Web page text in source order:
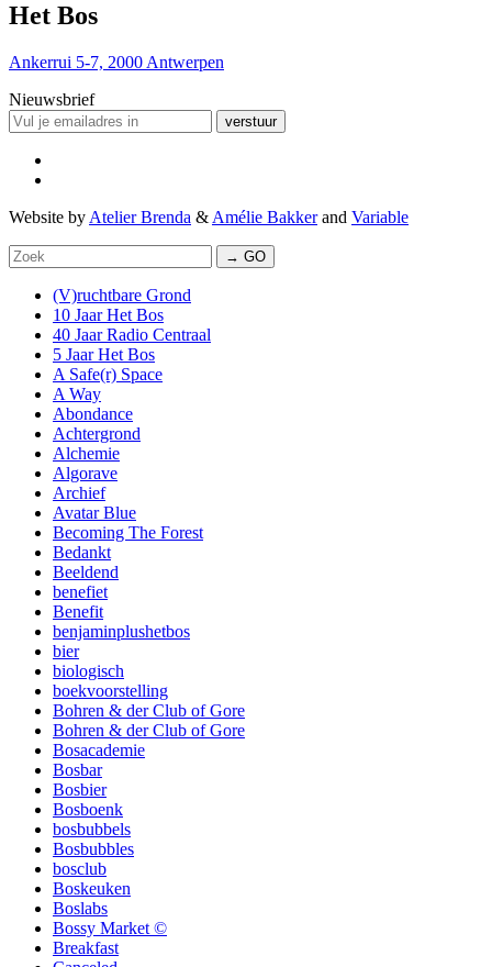
Het Bos
Ankerrui 5-7, 2000 Antwerpen
Nieuwsbrief
verstuur
Website by Atelier Brenda & Amélie Bakkerand Variable
→ GO
(V)ruchtbare Grond
10 Jaar Het Bos
40 Jaar Radio Centraal
5 Jaar Het Bos
A Safe(r) Space
A Way
Abondance
Achtergrond
Alchemie
Algorave
Archief
Avatar Blue
Becoming The Forest
Bedankt
Beeldend
benefiet
Benefit
benjaminplushetbos
bier
biologisch
boekvoorstelling
Bohren & der Club of Gore
Bohren & der Club of Gore
Bosacademie
Bosbar
Bosbier
Bosboenk
bosbubbels
Bosbubbles
bosclub
Boskeuken
Boslabs
Bossy Market ©
Breakfast